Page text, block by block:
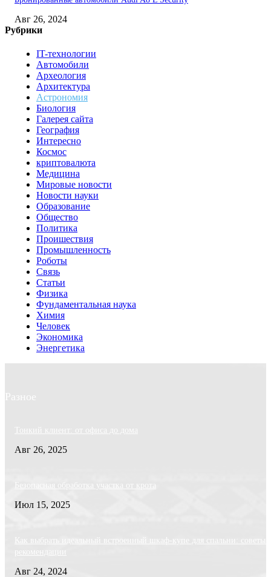
Авг 26, 2024
Рубрики
IT-технологии
Автомобили
Археология
Архитектура
Астрономия
Биология
Галерея сайта
География
Интересно
Космос
криптовалюта
Медицина
Мировые новости
Новости науки
Образование
Общество
Политика
Проишествия
Промышленность
Роботы
Связь
Статьи
Физика
Фундаментальная наука
Химия
Человек
Экономика
Энергетика
Разное
Тонкий клиент: от офиса до дома
Авг 26, 2025
Безопасная обработка участка от крота
Июл 15, 2025
Как выбрать идеальный встроенный шкаф-купе для спальни: советы
рекомендации
Авг 24, 2024